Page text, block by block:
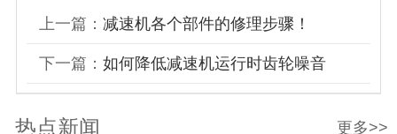
上一篇： 减速机各个部件的修理步骤！
下一篇： 如何降低减速机运行时齿轮噪音
更多>>
热点新闻